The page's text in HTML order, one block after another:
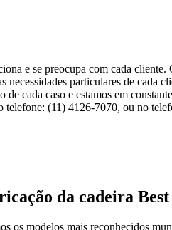
e se preocupa com cada
necessidades particulares de cada
cada caso e estamos em
(11) 4126-7070, ou no
da cadeira
os modelos mais reconhecidos